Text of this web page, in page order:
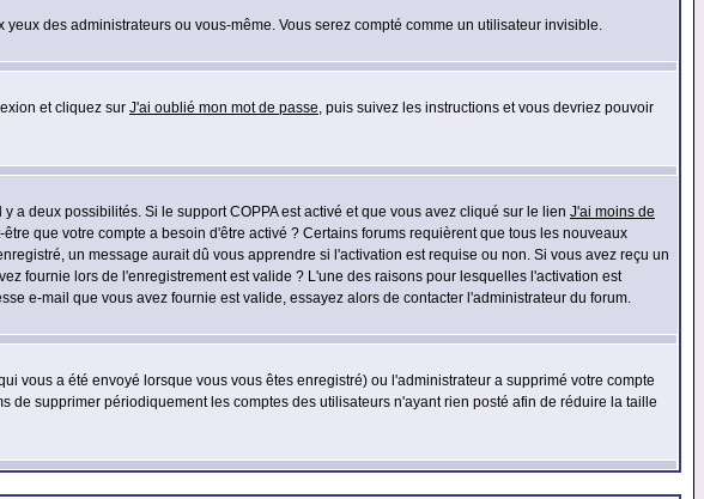
des administrateurs ou vous-même. Vous serez compté comme un utilisateur invisible.
et cliquez sur J'ai oublié mon mot de passe, puis suivez les instructions et vous devriez pouvoir
a deux possibilités. Si le support COPPA est activé et que vous avez cliqué sur le lien J'ai moins de
que votre compte a besoin d'être activé ? Certains forums requièrent que tous les nouveaux
un message aurait dû vous apprendre si l'activation est requise ou non. Si vous avez reçu un
fournie lors de l'enregistrement est valide ? L'une des raisons pour lesquelles l'activation est
e-mail que vous avez fournie est valide, essayez alors de contacter l'administrateur du forum.
vous a été envoyé lorsque vous vous êtes enregistré) ou l'administrateur a supprimé votre compte
supprimer périodiquement les comptes des utilisateurs n'ayant rien posté afin de réduire la taille